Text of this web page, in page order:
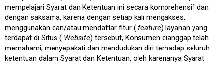
mempelajari Syarat dan Ketentuan ini secara komprehensif dan
dengan saksama, karena dengan setiap kali mengakses,
menggunakan dan/atau mendaftar fitur ( feature) layanan yang
terdapat di Situs ( Website) tersebut, Konsumen dianggap telah
memahami, menyepakati dan mendudukan diri terhadap seluruh
ketentuan dalam Syarat dan Ketentuan, oleh karenanya Syarat